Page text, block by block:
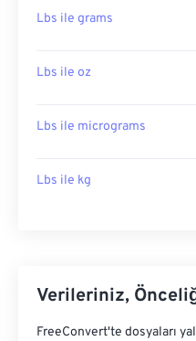
Lbs ile grams
Lbs ile oz
Lbs ile micrograms
Lbs ile kg
Verileriniz,
FreeConvert'te dosyaları